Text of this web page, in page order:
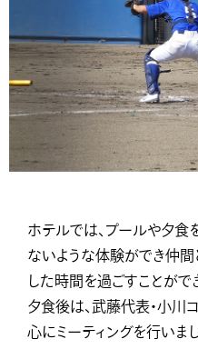
ホテルでは、プールや夕食
ないような体験ができ仲
した時間を過ごすことがで
夕食後は、武藤代表・小川
心にミーティングを行いまし